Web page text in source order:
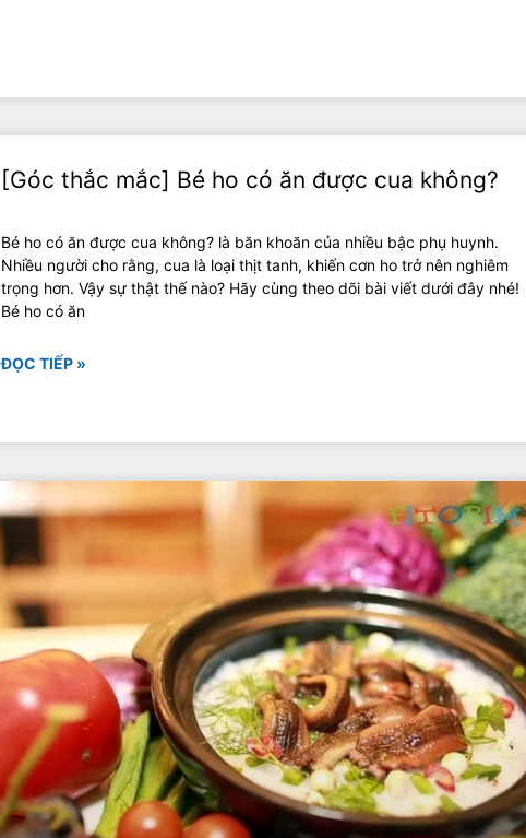
[Góc thắc mắc] Bé ho có ăn được cua không?
Bé ho có ăn được cua không? là băn khoăn của nhiều bậc phụ huynh.
Nhiều người cho rằng, cua là loại thịt tanh, khiến cơn ho trở nên nghiêm
trọng hơn. Vậy sự thật thế nào? Hãy cùng theo dõi bài viết dưới đây nhé!
Bé ho có ăn
ĐỌC TIẾP »